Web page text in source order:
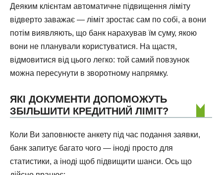
Деяким клієнтам автоматичне підвищення ліміту
відверто заважає — ліміт зростає сам по собі, а вони
потім виявляють, що банк нарахував їм суму, якою
вони не планували користуватися. На щастя,
відмовитися від цього легко: той самий повзунок
можна пересунути в зворотному напрямку.
ЯКІ ДОКУМЕНТИ ДОПОМОЖУТЬ
ЗБІЛЬШИТИ КРЕДИТНИЙ ЛІМІТ?
Коли Ви заповнюєте анкету під час подання заявки,
банк запитує багато чого — іноді просто для
статистики, а іноді щоб підвищити шанси. Ось що